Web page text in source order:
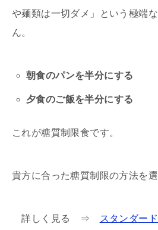
や麺類は一切ダメ」という極端
ん。
朝食のパンを半分にする
夕食のご飯を半分にする
これが糖質制限食です。
貴方に合った糖質制限の方法を
詳しく見る ⇒ スタンダー